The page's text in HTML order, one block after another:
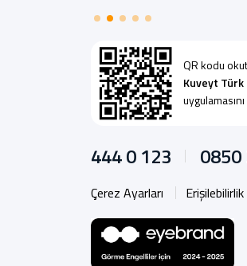
QR kodu
Kuveyt Türk
444 0 123 0850
Çerez Ayarları Erişilebilirlik